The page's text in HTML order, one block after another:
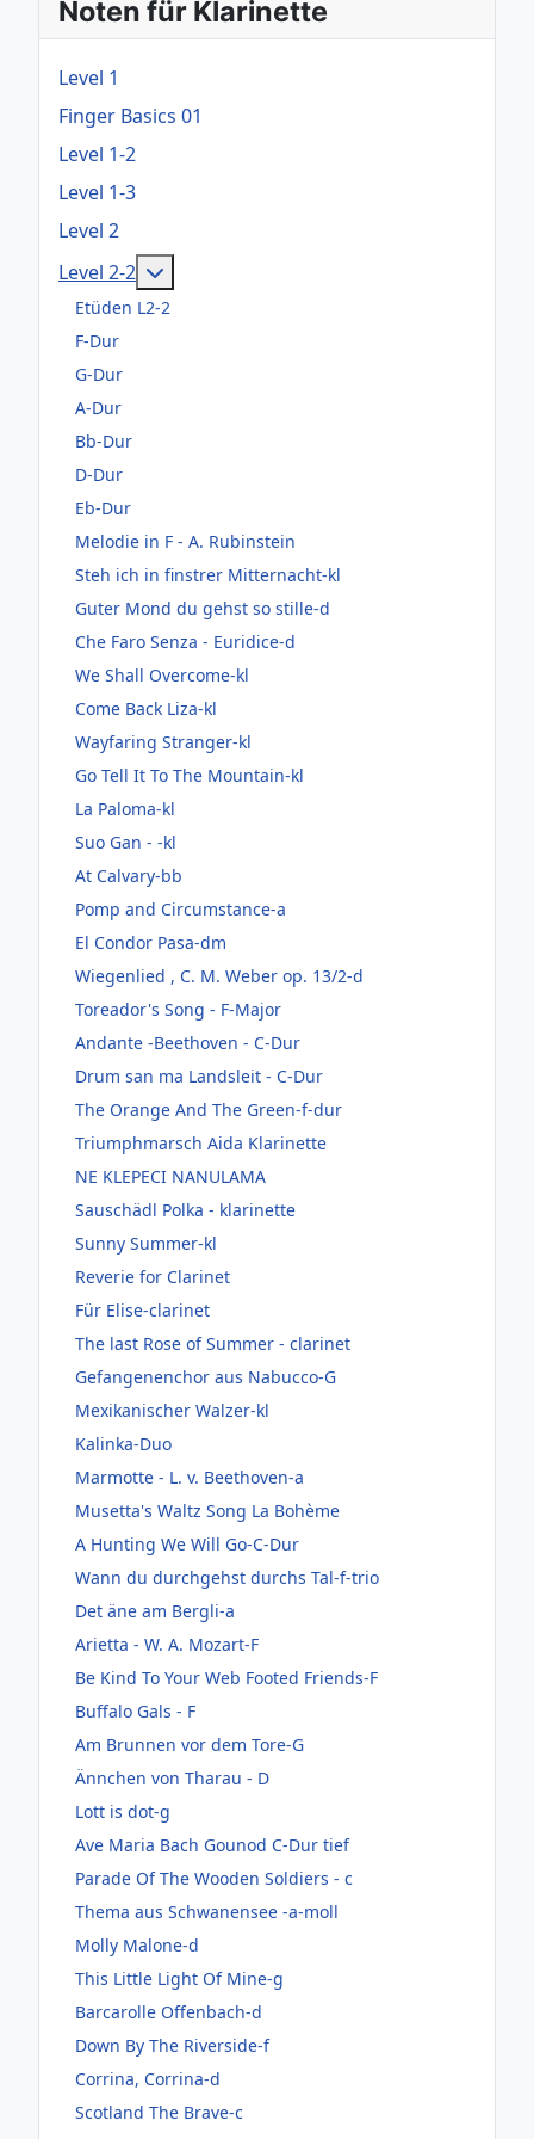
Noten für Klarinette
Level 1
Finger Basics 01
Level 1-2
Level 1-3
Level 2
Level 2-2
Etüden L2-2
F-Dur
G-Dur
A-Dur
Bb-Dur
D-Dur
Eb-Dur
Melodie in F - A. Rubinstein
Steh ich in finstrer Mitternacht-kl
Guter Mond du gehst so stille-d
Che Faro Senza - Euridice-d
We Shall Overcome-kl
Come Back Liza-kl
Wayfaring Stranger-kl
Go Tell It To The Mountain-kl
La Paloma-kl
Suo Gan - -kl
At Calvary-bb
Pomp and Circumstance-a
El Condor Pasa-dm
Wiegenlied , C. M. Weber op. 13/2-d
Toreador's Song - F-Major
Andante -Beethoven - C-Dur
Drum san ma Landsleit - C-Dur
The Orange And The Green-f-dur
Triumphmarsch Aida Klarinette
NE KLEPECI NANULAMA
Sauschädl Polka - klarinette
Sunny Summer-kl
Reverie for Clarinet
Für Elise-clarinet
The last Rose of Summer - clarinet
Gefangenenchor aus Nabucco-G
Mexikanischer Walzer-kl
Kalinka-Duo
Marmotte - L. v. Beethoven-a
Musetta's Waltz Song La Bohème
A Hunting We Will Go-C-Dur
Wann du durchgehst durchs Tal-f-trio
Det äne am Bergli-a
Arietta - W. A. Mozart-F
Be Kind To Your Web Footed Friends-F
Buffalo Gals - F
Am Brunnen vor dem Tore-G
Ännchen von Tharau - D
Lott is dot-g
Ave Maria Bach Gounod C-Dur tief
Parade Of The Wooden Soldiers - c
Thema aus Schwanensee -a-moll
Molly Malone-d
This Little Light Of Mine-g
Barcarolle Offenbach-d
Down By The Riverside-f
Corrina, Corrina-d
Scotland The Brave-c